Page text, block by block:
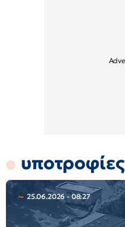
υποτροφίες
25.06.2026 - 08:27